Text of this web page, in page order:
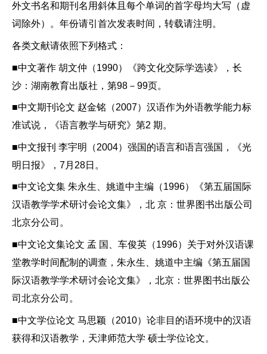
外文书名和期刊名用斜体且每个单词的首字母均大写（虚
词除外）。年份请引首次发表时间，转载请注明。
各类文献请依照下列格式：
■中文著作 胡文仲（1990）《跨文化交际学选读》，长
沙：湖南教育出版社，第98－99页。
■中文期刊论文 赵金铭（2007）汉语作为外语教学能力标
准试说，《语言教学与研究》第2 期。
■中文报刊 李宇明（2004）强国的语言和语言强国，《光
明日报》，7月28日。
■中文论文集 朱永生、姚道中主编（1996）《第五届国际
汉语教学学术研讨会论文集》，北 京：世界图书出版公司
北京分公司。
■中文论文集论文 孟 国、车俊英（1996）关于对外汉语课
堂教学时间配制的调查，朱永生、姚道中主编《第五届国
际汉语教学学术研讨会论文集》，北京：世界图书出版公
司北京分公司。
■中文学位论文 马思颖（2010）论非目的语环境中的汉语
获得和汉语教学，天津师范大学 硕士学位论文。